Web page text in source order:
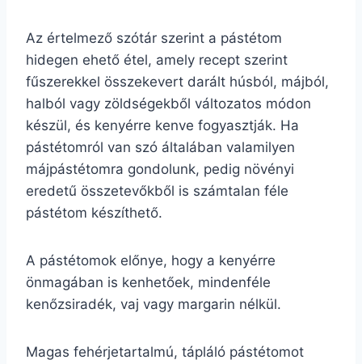
Az értelmező szótár szerint a pástétom
hidegen ehető étel, amely recept szerint
fűszerekkel összekevert darált húsból, májból,
halból vagy zöldségekből változatos módon
készül, és kenyérre kenve fogyasztják. Ha
pástétomról van szó általában valamilyen
májpástétomra gondolunk, pedig növényi
eredetű összetevőkből is számtalan féle
pástétom készíthető.
A pástétomok előnye, hogy a kenyérre
önmagában is kenhetőek, mindenféle
kenőzsiradék, vaj vagy margarin nélkül.
Magas fehérjetartalmú, tápláló pástétomot